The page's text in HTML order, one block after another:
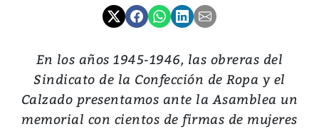
En los años 1945-1946, las obreras del
Sindicato de la Confección de Ropa y el
Calzado presentamos ante la Asamblea un
memorial con cientos de firmas de mujeres